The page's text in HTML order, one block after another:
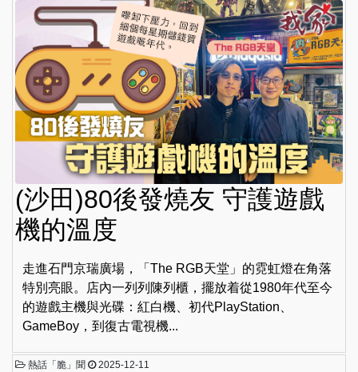
(沙田)80後發燒友 守護遊戲
機的溫度
走進石門京瑞廣場，「The RGB天堂」的霓虹燈在角落
特別亮眼。店內一列列陳列櫃，擺放着從1980年代至今
的遊戲主機與光碟：紅白機、初代PlayStation、
GameBoy，到復古電視機...
熱話「脆」聞 2025-12-11